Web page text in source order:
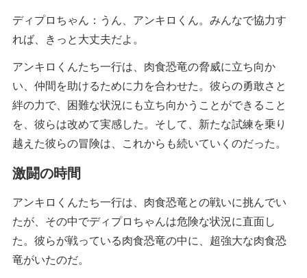
ディプロちゃん：うん、アンキロくん。みんなで協力す
れば、きっと大丈夫だよ。
アンキロくんたち一行は、肉食恐竜の脅威に立ち向か
い、仲間を助けるために力を合わせた。彼らの勇敢さと
絆の力で、困難な状況にも立ち向かうことができること
を、彼らは改めて実感した。そして、新たな試練を乗り
越えた彼らの冒険は、これからも続いていくのだった。
激闘の時間
アンキロくんたち一行は、肉食恐竜との戦いに挑んでい
たが、その中でディプロちゃんは危険な状況に直面し
た。彼らが戦っている肉食恐竜の中に、超強大な肉食恐
竜がいたのだ。